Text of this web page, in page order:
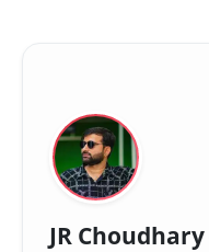
JR Choudhary